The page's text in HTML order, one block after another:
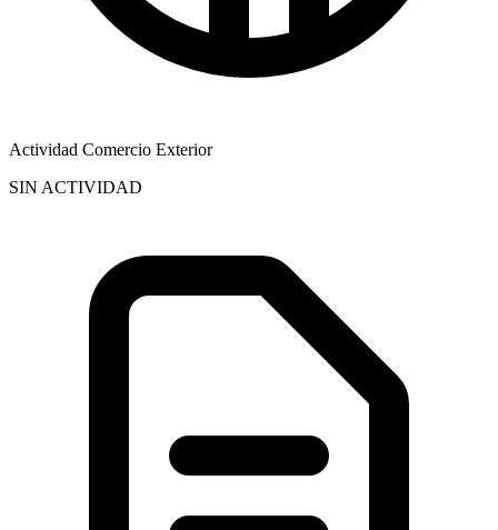
Actividad Comercio Exterior
SIN ACTIVIDAD